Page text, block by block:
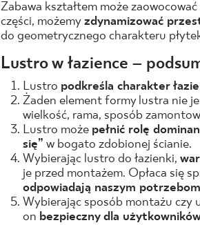
Zabawa kształtem może
części, możemyzdynamizować
do geometrycznego charakteru
Lustro w łazience –
Lustro podkreśla charakter
Żaden element formy lustra nie
wielkość, rama, sposób
Lustro może pełnić rolę
się” w bogato zdobionej ścianie.
Wybierając lustro do łazienki,
je przed montażem. Opłaca się
odpowiadają naszym potrzebom
Wybierając sposób montażu czy
on bezpieczny dla